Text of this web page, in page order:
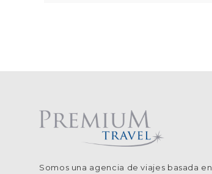
Somos una agencia de viajes basada en